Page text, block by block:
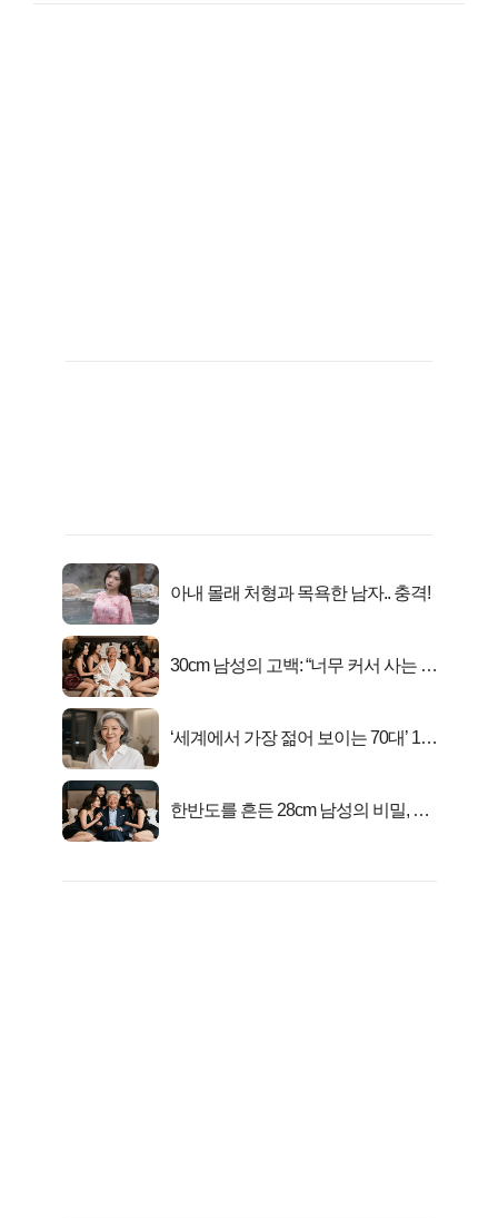
아내 몰래 처형과 목욕한 남자.. 충격!
30cm 남성의 고백: “너무 커서 사는 게
‘세계에서 가장 젊어 보이는 70대’ 1위
한반도를 흔든 28cm 남성의 비밀, 매